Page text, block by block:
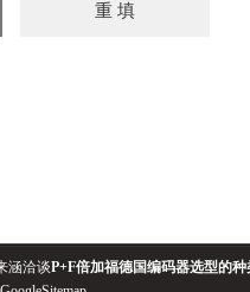
涵洽谈P+F倍加福德国编码器选型的种